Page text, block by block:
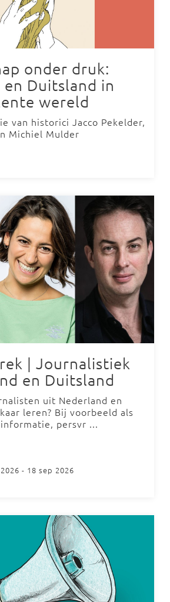
onder druk:
en Duitsland in
wereld
van historici Jacco Pekelder,
Michiel Mulder
| Journalistiek
en Duitsland
uit Nederland en
leren? Bij voorbeeld als
persvr ...
- 18 sep 2026